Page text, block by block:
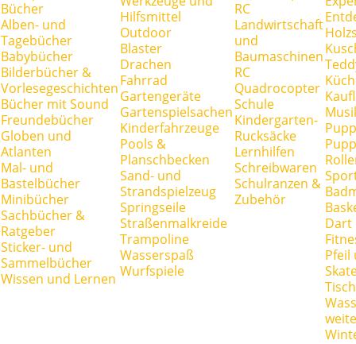
Bücher
Alben- und
Tagebücher
Babybücher
Bilderbücher &
Vorlesegeschichten
Bücher mit Sound
Freundebücher
Globen und
Atlanten
Mal- und
Bastelbücher
Minibücher
Sachbücher &
Ratgeber
Sticker- und
Sammelbücher
Wissen und Lernen
Hilfsmittel
Outdoor
Blaster
Drachen
Fahrrad
Gartengeräte
Gartenspielsachen
Kinderfahrzeuge
Pools &
Planschbecken
Sand- und
Strandspielzeug
Springseile
Straßenmalkreide
Trampoline
Wasserspaß
Wurfspiele
RC
Landwirtschaft
und
Baumaschinen
RC
Quadrocopter
Schule
Kindergarten-
Rucksäcke
Lernhilfen
Schreibwaren
Schulranzen &
Zubehör
Dart
Pfeil